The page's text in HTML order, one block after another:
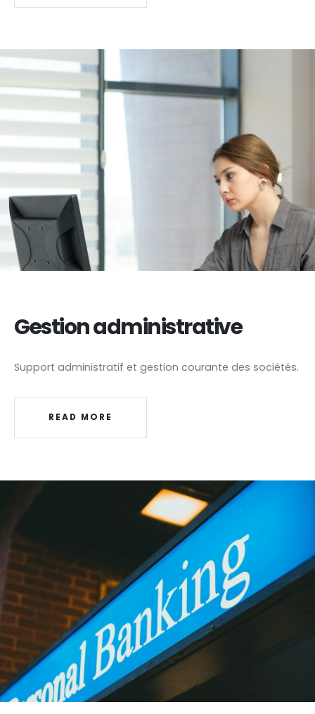
Gestion administrative
Support administratif et gestion courante des sociétés.
READ MORE